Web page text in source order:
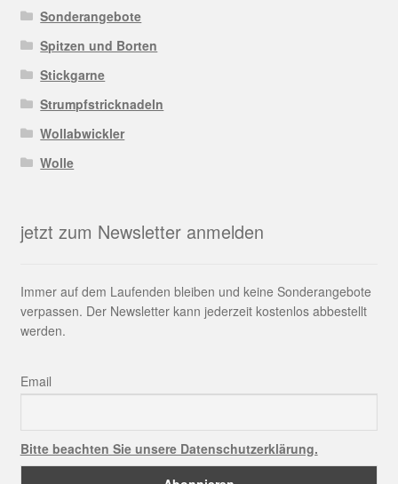
Sonderangebote
Spitzen und Borten
Stickgarne
Strumpfstricknadeln
Wollabwickler
Wolle
jetzt zum Newsletter anmelden
Immer auf dem Laufenden bleiben und keine Sonderangebote
verpassen. Der Newsletter kann jederzeit kostenlos abbestellt
werden.
Email
Bitte beachten Sie unsere Datenschutzerklärung.